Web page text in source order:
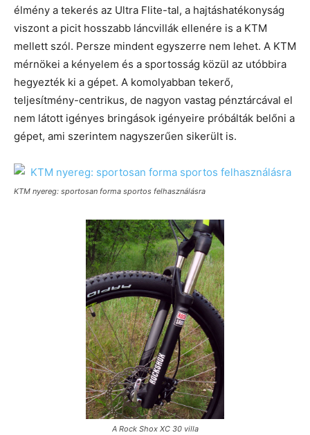
élmény a tekerés az Ultra Flite-tal, a hajtáshatékonyság
viszont a picit hosszabb láncvillák ellenére is a KTM
mellett szól. Persze mindent egyszerre nem lehet. A KTM
mérnökei a kényelem és a sportosság közül az utóbbira
hegyezték ki a gépet. A komolyabban tekerő,
teljesítmény-centrikus, de nagyon vastag pénztárcával el
nem látott igényes bringások igényeire próbálták belőni a
gépet, ami szerintem nagyszerűen sikerült is.
KTM nyereg: sportosan forma sportos felhasználásra
A Rock Shox XC 30 villa